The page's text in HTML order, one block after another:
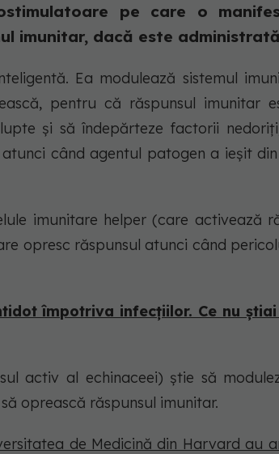
pe care o
imunitar, dacă este
Ea modulează sistemul
pentru că răspunsul imunitar
şi să îndepărteze factorii
când agentul patogen a ieșit
imunitare helper (care activează
opresc răspunsul atunci când
împotriva infecţiilor. Ce nu
activ al echinaceei) ştie să
oprească răspunsul imunitar.
de Medicină din Harvard au